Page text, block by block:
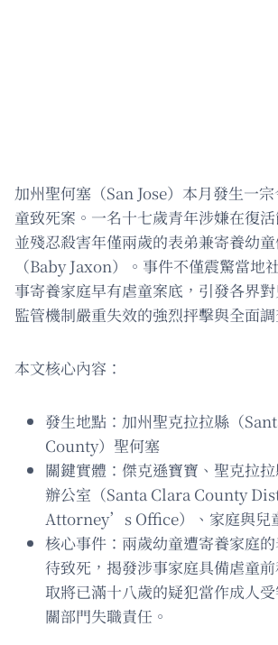
加州聖何塞（San Jose）本月發生一
童致死案。一名十七歲青年涉嫌在復
並殘忍殺害年僅兩歲的表弟兼寄養幼
（Baby Jaxon）。事件不僅震驚當地
事寄養家庭早有虐童案底，引發各界
監管機制嚴重失效的強烈抨擊與全面調
本文核心內容：
發生地點：加州聖克拉拉縣（
County）聖何塞
關鍵實體：傑克遜寶寶、聖克拉
辦公室（Santa Clara County
Attorney’s Office）、家庭與兒
核心事件：兩歲幼童遭寄養家庭
待致死，揭發涉事家庭具備虐童
取將已滿十八歲的疑犯當作成人
關部門失職責任。